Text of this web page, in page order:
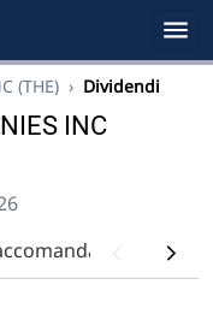
(THE) › Dividendi
INC